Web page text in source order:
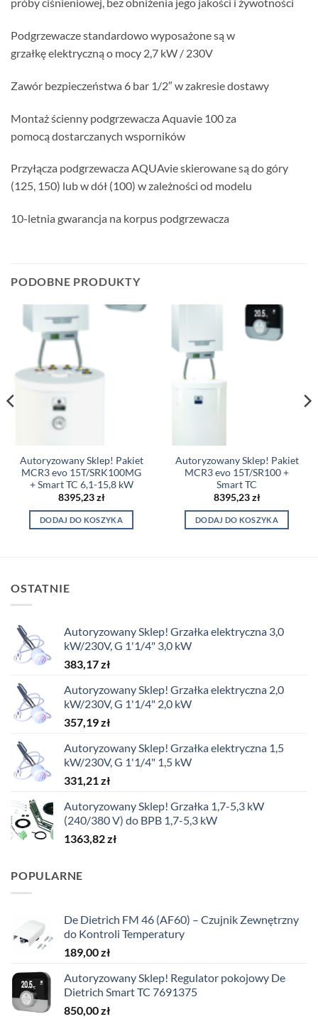
Podgrzewacze standardowo wyposażone są w
grzałkę elektryczną o mocy 2,7 kW / 230V
Zawór bezpieczeństwa 6 bar 1/2″ w zakresie dostawy
Montaż ścienny podgrzewacza Aquavie 100 za
pomocą dostarczanych wsporników
Przyłącza podgrzewacza AQUAvie skierowane są do góry
(125, 150) lub w dół (100) w zależności od modelu
10-letnia gwarancja na korpus podgrzewacza
PODOBNE PRODUKTY
Autoryzowany Sklep! Pakiet
MCR3 evo 15T/SRK100MG
+ Smart TC 6,1-15,8 kW
8395,23zł
DODAJ DO KOSZYKA
Autoryzowany Sklep! Pakiet
MCR3 evo 15T/SR100 +
Smart TC
8395,23zł
DODAJ DO KOSZYKA
OSTATNIE
Autoryzowany Sklep! Grzałka elektryczna 3,0
kW/230V, G 1'1/4" 3,0 kW
383,17zł
Autoryzowany Sklep! Grzałka elektryczna 2,0
kW/230V, G 1'1/4" 2,0 kW
357,19zł
Autoryzowany Sklep! Grzałka elektryczna 1,5
kW/230V, G 1'1/4" 1,5 kW
331,21zł
Autoryzowany Sklep! Grzałka 1,7-5,3 kW
(240/380 V) do BPB 1,7-5,3 kW
1363,82zł
POPULARNE
De Dietrich FM 46 (AF60) – Czujnik Zewnętrzny
do Kontroli Temperatury
189,00zł
Autoryzowany Sklep! Regulator pokojowy De
Dietrich Smart TC 7691375
850,00zł